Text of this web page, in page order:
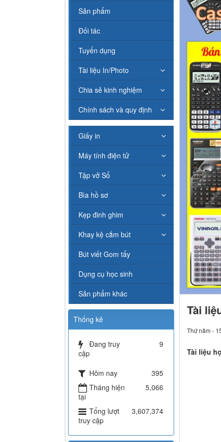
Tài
Thứ năm -
Tài liệu
Sản phẩm
Đối tác
Tuyển dụng
Tài liệu In/Photo
Chia sẻ kinh nghiệm
Chính sách và quy định
Giấy in
Máy tính điện tử
Tập vở Sổ
Bìa hồ sơ
Kẹp đinh ghim
Khay kệ cắm bút
Bút viết Gom tẩy
Dụng cụ học sinh
Sản phẩm khác
Thống kê
Đang truy
cập
9
Hôm nay
395
Tháng hiện
tại
5,066
Tổng lượt
truy cập
3,607,374